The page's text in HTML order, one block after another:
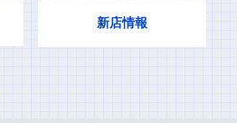
新店情報